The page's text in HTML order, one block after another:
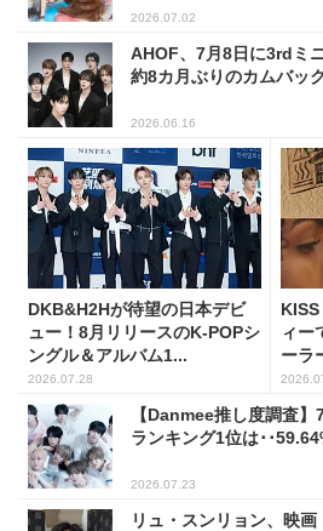
2026.07.02
AHOF、7月8日に3rdミ
約8カ月ぶりのカムバッ
2026.06.16
DKB&H2Hが待望の日本デビ
ュー！8月リリースのK-POPシ
ングル＆アルバム1...
2026.07.28
ィー
ーラ
【Danmee推し度調査
ランキング1位は･･
2026.07.23
リュ・スンリョン、映画